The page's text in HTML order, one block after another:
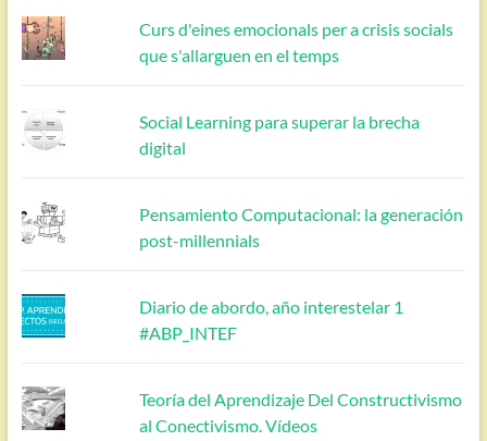
Curs d'eines emocionals per a crisis socials
que s'allarguen en el temps
Social Learning para superar la brecha
digital
Pensamiento Computacional: la generación
post-millennials
Diario de abordo, año interestelar 1
#ABP_INTEF
Teoría del Aprendizaje Del Constructivismo
al Conectivismo. Vídeos